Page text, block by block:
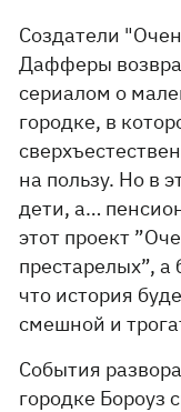
Создатели
Дафферы
сериалом о
городке, в
на пользу. Но в
дети, а…
этот проект
престарелых”,
что история
смешной и
События
городке Бороуз